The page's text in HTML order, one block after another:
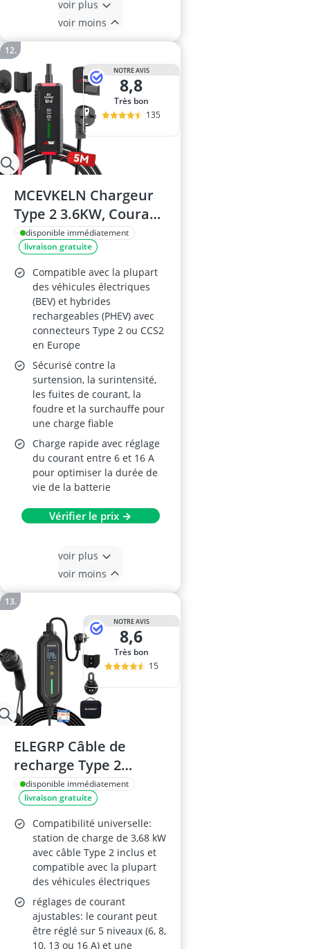
voir plus
voir moins
NOTRE AVIS
8,8
Très bon
135
MCEVKELN Chargeur
Type 2 3.6KW, Courant
Commutable
disponible immédiatement
livraison gratuite
Compatible avec la plupart
des véhicules électriques
(BEV) et hybrides
rechargeables (PHEV) avec
connecteurs Type 2 ou CCS2
en Europe
Sécurisé contre la
surtension, la surintensité,
les fuites de courant, la
foudre et la surchauffe pour
une charge fiable
Charge rapide avec réglage
du courant entre 6 et 16 A
pour optimiser la durée de
vie de la batterie
Vérifier le prix →
voir plus
voir moins
NOTRE AVIS
8,6
Très bon
15
ELEGRP Câble de
recharge Type 2
Schuko 5 m IP66 3,68
kW pour VE
disponible immédiatement
livraison gratuite
Compatibilité universelle:
station de charge de 3,68 kW
avec câble Type 2 inclus et
compatible avec la plupart
des véhicules électriques
réglages de courant
ajustables: le courant peut
être réglé sur 5 niveaux (6, 8,
10, 13 ou 16 A) et une